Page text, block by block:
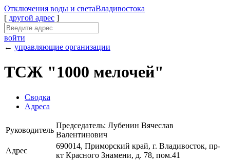
Отключения воды и светаВладивостока
[ другой адрес ]
войти
← управляющие организации
ТСЖ "1000 мелочей"
Сводка
Адреса
Руководитель
Председатель: Лубенин Вячеслав
Валентинович
Адрес
690014, Приморский край, г. Владивосток, пр-
кт Красного Знамени, д. 78, пом.41